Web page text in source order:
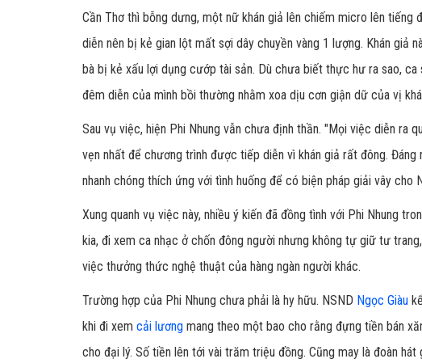
Cần Thơ thì bỗng dưng, một nữ khán giả lên chiếm micro lên
diễn nên bị kẻ gian lột mất sợi dây chuyền vàng 1 lượng. Khán giả
bà bị kẻ xấu lợi dụng cướp tài sản. Dù chưa biết thực hư ra sao,
đêm diễn của mình bồi thường nhằm xoa dịu cơn giận dữ của vị
Sau vụ việc, hiện Phi Nhung vẫn chưa định thần. "Mọi việc diễn ra
vẹn nhất để chương trình được tiếp diễn vì khán giả rất đông.
nhanh chóng thích ứng với tình huống để có biện pháp giải vây cho
Xung quanh vụ việc này, nhiều ý kiến đã đồng tình với Phi Nhung
kia, đi xem ca nhạc ở chốn đông người nhưng không tự giữ tư
việc thưởng thức nghệ thuật của hàng ngàn người khác.
Trường hợp của Phi Nhung chưa phải là hy hữu. NSND Ngọc Giàu
khi đi xem cải lương mang theo một bao cho rằng đựng tiền bán
cho đại lý. Số tiền lên tới vài trăm triệu đồng. Cũng may là đoàn